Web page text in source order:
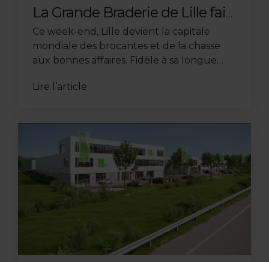
La Grande Braderie de Lille fait
son retour les 3 et 4 Septembre
Ce week-end, Lille devient la capitale
mondiale des brocantes et de la chasse
aux bonnes affaires. Fidèle à sa longue
se déroulera les 3 septembre et 4 ...
Lire l’article